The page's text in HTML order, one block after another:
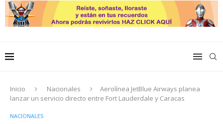
Inicio Nacionales
Aerolínea JetBlue Airways planea
lanzar un servicio directo entre Fort Lauderdale y Caracas
NACIONALES